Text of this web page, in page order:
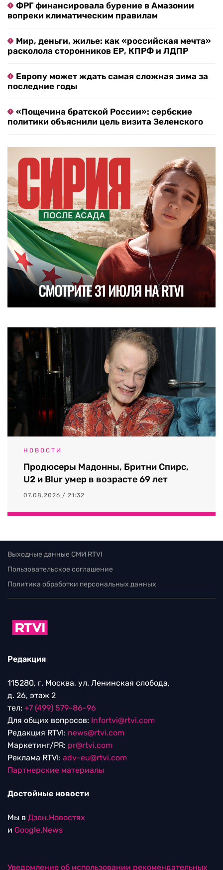
ФРГ финансировала бурение в Амазонии
вопреки климатическим правилам
Мир, деньги, жилье: как «российская мечта»
расколола сторонников ЕР, КПРФ и ЛДПР
Европу может ждать самая сложная зима за
последние годы
«Пощечина братской России»: сербские
политики объяснили цель визита Зеленского
НОВОСТИ
Продюсеры Мадонны, Бритни Спирс,
U2 и Blur умер в возрасте 69 лет
07.08.2026 / 21:32
Выходные данные СМИ RTVI
Пользовательское соглашение
Политика обработки персональных данных
Редакция
115280, г. Москва, ул. Ленинская слобода,
д. 26, этаж 2
тел: +7 (499) 579-86-96
Для общих вопросов: Infortvi@rtvi.com
Редакция RTVI: news@rtvi.com
Маркетинг/PR: pr@rtvi.com
Реклама RTVI: adv-eu@rtvi.com
Партнерские материалы
Достойные новости
Мы в Дзен.Новостях
и Google.News
Уведомление об использовании рекомендательных